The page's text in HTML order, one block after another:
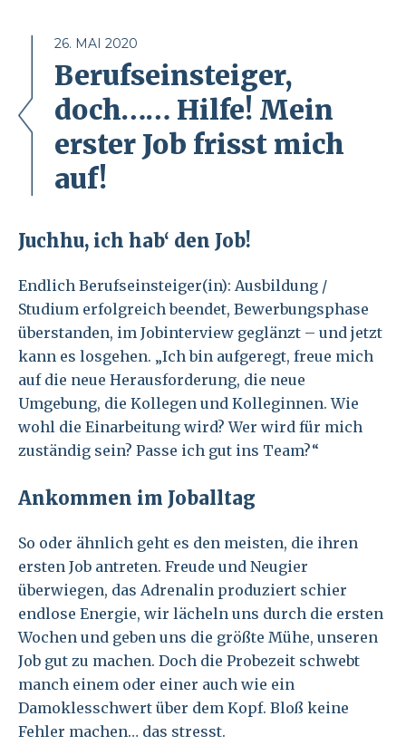
26. MAI 2020
Berufseinsteiger,
doch…… Hilfe! Mein
erster Job frisst mich
auf!
Juchhu, ich hab‘ den Job!
Endlich Berufseinsteiger(in): Ausbildung /
Studium erfolgreich beendet, Bewerbungsphase
überstanden, im Jobinterview geglänzt – und jetzt
kann es losgehen. „Ich bin aufgeregt, freue mich
auf die neue Herausforderung, die neue
Umgebung, die Kollegen und Kolleginnen. Wie
wohl die Einarbeitung wird? Wer wird für mich
zuständig sein? Passe ich gut ins Team?“
Ankommen im Joballtag
So oder ähnlich geht es den meisten, die ihren
ersten Job antreten. Freude und Neugier
überwiegen, das Adrenalin produziert schier
endlose Energie, wir lächeln uns durch die ersten
Wochen und geben uns die größte Mühe, unseren
Job gut zu machen. Doch die Probezeit schwebt
manch einem oder einer auch wie ein
Damoklesschwert über dem Kopf. Bloß keine
Fehler machen… das stresst.